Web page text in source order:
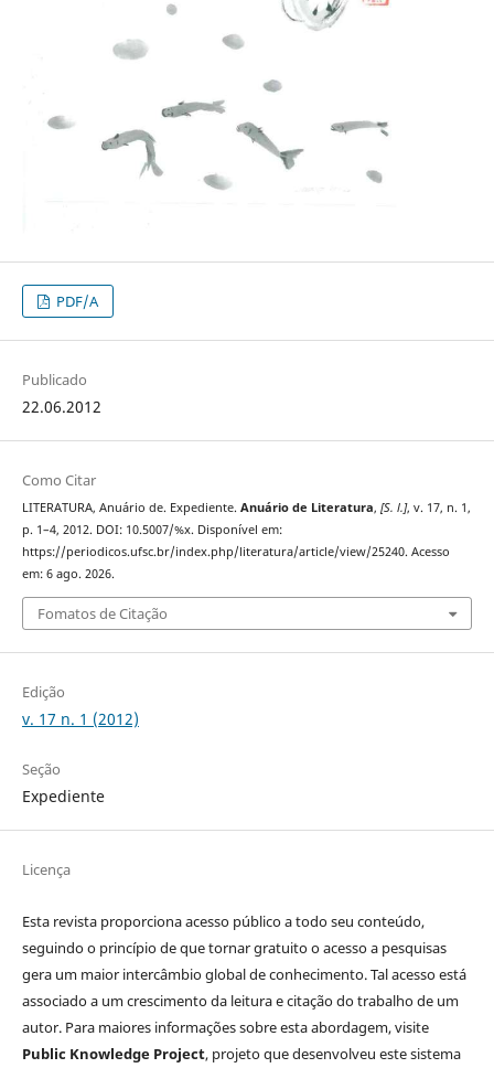
PDF/A
Publicado
22.06.2012
Como Citar
LITERATURA, Anuário de. Expediente. Anuário de Literatura, [S. l.], v. 17, n. 1,
p. 1–4, 2012. DOI: 10.5007/%x. Disponível em:
https://periodicos.ufsc.br/index.php/literatura/article/view/25240. Acesso
em: 6 ago. 2026.
Fomatos de Citação
Edição
v. 17 n. 1 (2012)
Seção
Expediente
Licença
Esta revista proporciona acesso público a todo seu conteúdo,
seguindo o princípio de que tornar gratuito o acesso a pesquisas
gera um maior intercâmbio global de conhecimento. Tal acesso está
associado a um crescimento da leitura e citação do trabalho de um
autor. Para maiores informações sobre esta abordagem, visite
Public Knowledge Project, projeto que desenvolveu este sistema